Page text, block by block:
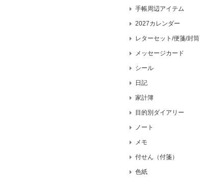
手帳周辺アイテム
2027カレンダー
レターセット/便箋/封筒
メッセージカード
シール
日記
家計簿
目的別ダイアリー
ノート
メモ
付せん（付箋）
色紙